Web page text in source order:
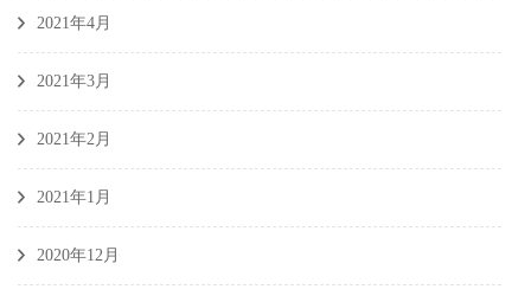
2021年4月
2021年3月
2021年2月
2021年1月
2020年12月